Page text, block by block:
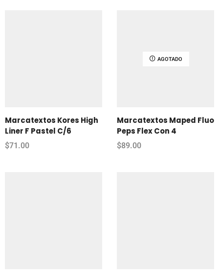
Marcatextos Kores High
Liner F Pastel C/6
$71.00
AGOTADO
Marcatextos Maped Fluo
Peps Flex Con 4
$89.00